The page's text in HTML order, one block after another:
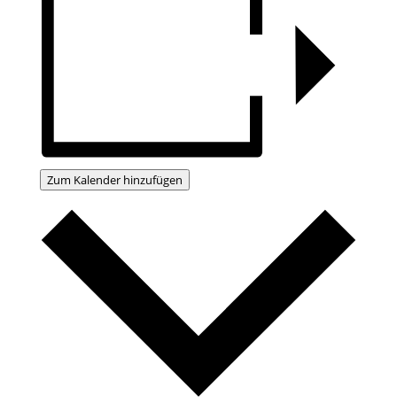
Zum Kalender hinzufügen